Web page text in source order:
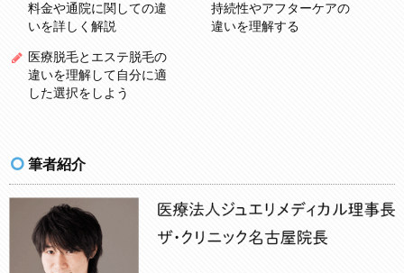
料金や通院に関しての違
いを詳しく解説
持続性やアフターケアの
違いを理解する
医療脱毛とエステ脱毛の
違いを理解して自分に適
した選択をしよう
筆者紹介